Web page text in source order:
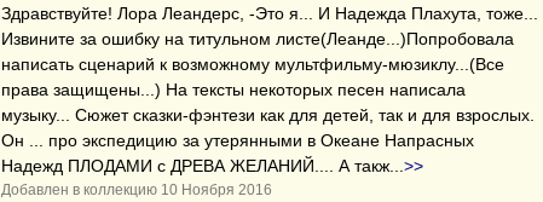
Здравствуйте! Лора Леандерс, -Это я... И Надежда Плахута, тоже...
Извините за ошибку на титульном листе(Леанде...)Попробовала
написать сценарий к возможному мультфильму-мюзиклу...(Все
права защищены...) На тексты некоторых песен написала
музыку... Сюжет сказки-фэнтези как для детей, так и для взрослых.
Он ... про экспедицию за утерянными в Океане Напрасных
Надежд ПЛОДАМИ с ДРЕВА ЖЕЛАНИЙ.... А такж
>>
Добавлен в коллекцию 10 Ноября 2016